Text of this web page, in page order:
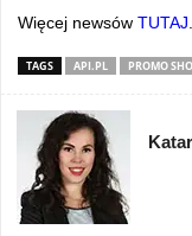
Więcej newsów TUTAJ
TAGS API.PL PROMO